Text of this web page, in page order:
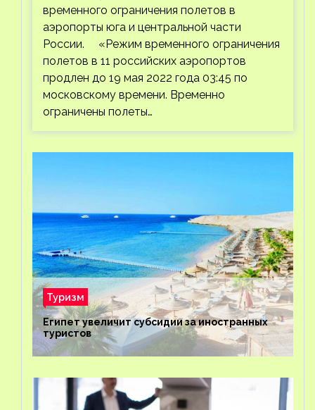
временного ограничения полетов в
аэропорты юга и центральной части
России. «Режим временного ограничения
полетов в 11 российских аэропортов
продлен до 19 мая 2022 года 03:45 по
московскому времени. Временно
ограничены полеты…
Туризм
Египет увеличит субсидии за иностранных
туристов